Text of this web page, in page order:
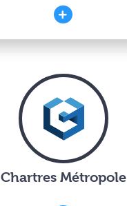
Chartres Métropole